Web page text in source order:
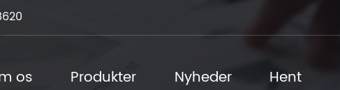
os Produkter Nyheder Hent